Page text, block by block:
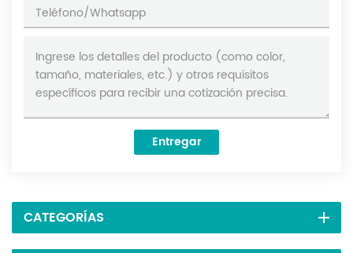
Entregar
CATEGORÍAS